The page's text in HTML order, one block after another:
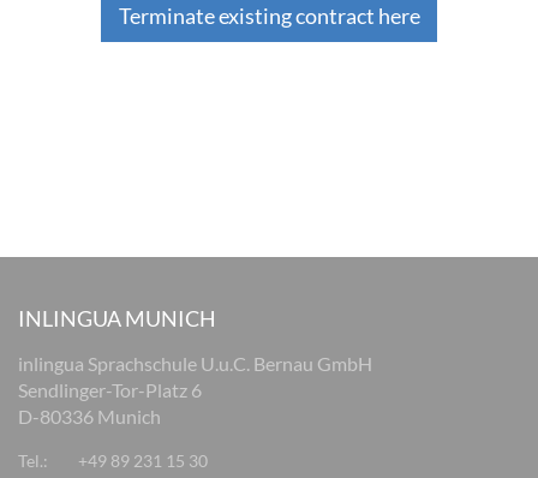
Terminate existing contract here
INLINGUA MUNICH
inlingua Sprachschule U.u.C. Bernau GmbH
Sendlinger-Tor-Platz 6
D-80336 Munich
Tel.:
+49 89 231 15 30